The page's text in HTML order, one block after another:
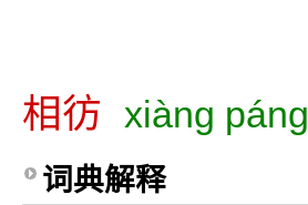
相彷 xiàng páng
词典解释